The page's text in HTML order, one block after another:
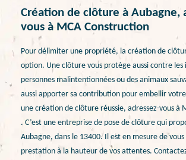
Création de clôture à Aubagne,
vous à MCA Construction
Pour délimiter une propriété, la création de
option. Une clôture vous protège aussi contre les
personnes malintentionnées ou des animaux
aussi apporter sa contribution pour embellir
une création de clôture réussie, adressez-vous à
. C’est une entreprise de pose de clôture qui
Aubagne, dans le 13400. Il est en mesure de
prestation à la hauteur de vos attentes.